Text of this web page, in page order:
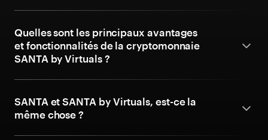
Quelles sont les principaux avantages
et fonctionnalités de la cryptomonnaie
SANTA by Virtuals ?
SANTA et SANTA by Virtuals, est-ce la
même chose ?